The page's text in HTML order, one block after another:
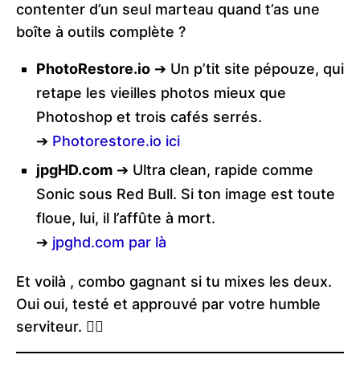
contenter d’un seul marteau quand t’as une
boîte à outils complète ?
PhotoRestore.io ➔ Un p’tit site pépouze, qui
retape les vieilles photos mieux que
Photoshop et trois cafés serrés.
➔ Photorestore.io ici
jpgHD.com ➔ Ultra clean, rapide comme
Sonic sous Red Bull. Si ton image est toute
floue, lui, il l’affûte à mort.
➔ jpghd.com par là
Et voilà , combo gagnant si tu mixes les deux.
Oui oui, testé et approuvé par votre humble
serviteur. 🧙‍♂️